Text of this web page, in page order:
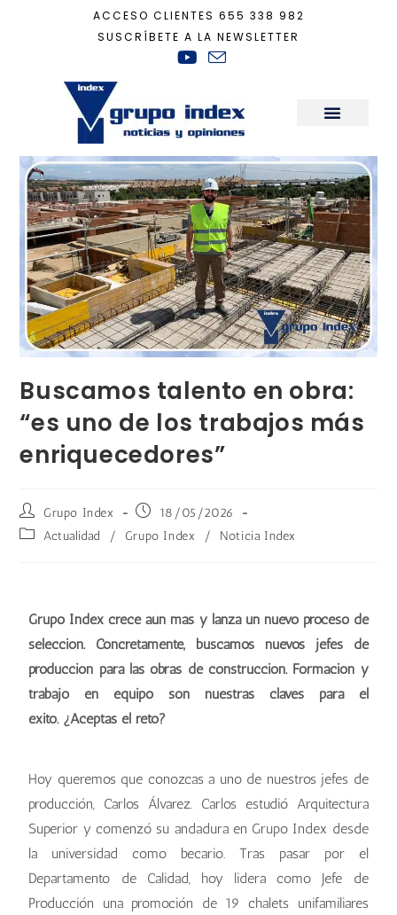
ACCESO CLIENTES 655 338 982
SUSCRÍBETE A LA NEWSLETTER
Actualidad
Buscamos talento en obra:
“es uno de los trabajos más
enriquecedores”
Grupo Index
18/05/2026
Actualidad
/ Grupo Index / Noticia Index
Grupo Index crece aún más y lanza un nuevo proceso de
selección. Concretamente, buscamos nuevos jefes de
producción para las obras de construcción. Formación y
trabajo en equipo son nuestras claves para el
éxito. ¿Aceptas el reto?
Hoy queremos que conozcas a uno de nuestros jefes de
producción, Carlos Álvarez. Carlos estudió Arquitectura
Superior y comenzó su andadura en Grupo Index desde
la universidad como becario. Tras pasar por el
Departamento de Calidad, hoy lidera como Jefe de
Producción una promoción de 19 chalets unifamiliares